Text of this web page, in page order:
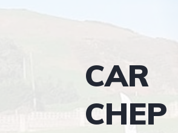
CAR
CHEP